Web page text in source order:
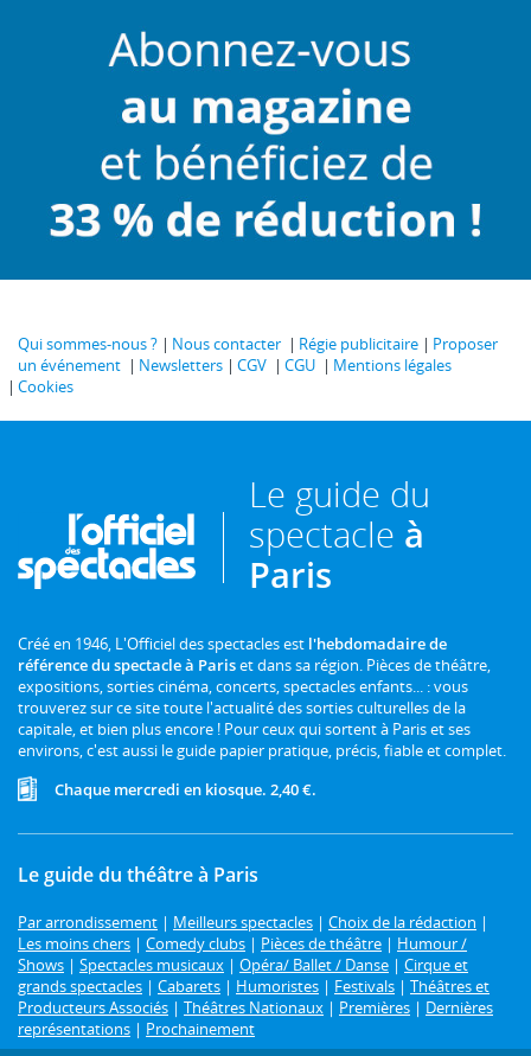
Qui sommes-nous ? Nous contacter Régie publicitaire
Proposer
un événement
Newsletters CGV CGU
Mentions légales
Cookies
Le guide du
spectacle à
Paris
Créé en 1946, L'Officiel des spectacles est l'hebdomadaire de
référence du spectacle à Pariset dans sa région. Pièces de théâtre,
expositions, sorties cinéma, concerts, spectacles enfants... : vous
trouverez sur ce site toute l'actualité des sorties culturelles de la
capitale, et bien plus encore ! Pour ceux qui sortent à Paris et ses
environs, c'est aussi le guide papier pratique, précis, fiable et complet.
Chaque mercredi en kiosque. 2,40 €.
Le guide du théâtre à Paris
Par arrondissement | Meilleurs spectacles | Choix de la rédaction |
Les moins chers | Comedy clubs | Pièces de théâtre | Humour /
Shows | Spectacles musicaux | Opéra/ Ballet / Danse | Cirque et
grands spectacles | Cabarets | Humoristes | Festivals | Théâtres et
Producteurs Associés | Théâtres Nationaux | Premières | Dernières
représentations | Prochainement